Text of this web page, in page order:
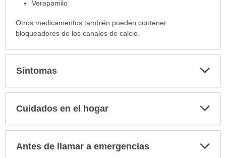
Verapamilo
Otros medicamentos también pueden contener
bloqueadores de los canales de calcio.
Síntomas
Cuidados en el hogar
Antes de llamar a emergencias